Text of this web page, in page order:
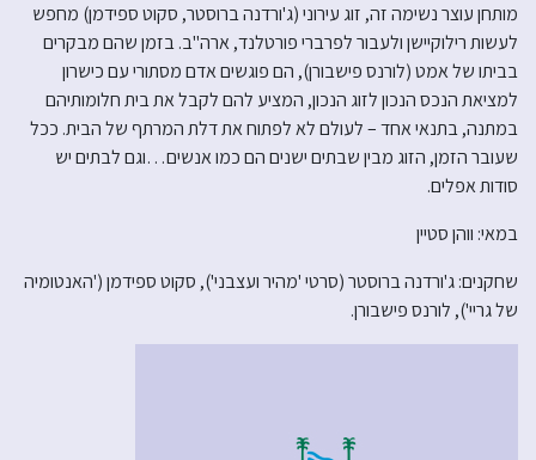
מותחן עוצר נשימה זה, זוג עירוני (ג'ורדנה ברוסטר, סקוט ספידמן) מחפש
לעשות רילוקיישן ולעבור לפרברי פורטלנד, ארה"ב. בזמן שהם מבקרים
בביתו של אמט (לורנס פישבורן), הם פוגשים אדם מסתורי עם כישרון
למציאת הנכס הנכון לזוג הנכון, המציע להם לקבל את בית חלומותיהם
במתנה, בתנאי אחד – לעולם לא לפתוח את דלת המרתף של הבית. ככל
שעובר הזמן, הזוג מבין שבתים ישנים הם כמו אנשים…וגם לבתים יש
סודות אפלים.
במאי: ווהן סטיין
שחקנים: ג'ורדנה ברוסטר (סרטי 'מהיר ועצבני'), סקוט ספידמן ('האנטומיה
של גריי'), לורנס פישבורן.